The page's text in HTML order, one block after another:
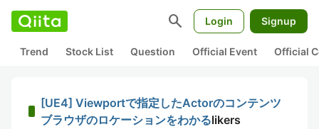
search Login Signup
Trend Stock List Question Official Event Official
[UE4] Viewportで指定したActorのコンテンツ
ブラウザのロケーションをわかるlikers